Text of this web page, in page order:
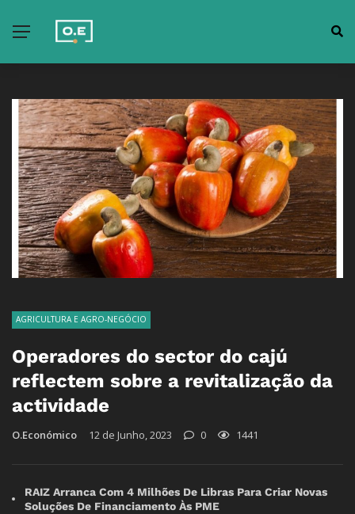
AGRICULTURA E AGRO-NEGÓCIO
Operadores do sector do cajú
reflectem sobre a revitalização da
actividade
O.Económico 12 de Junho, 2023 0 1441
RAIZ Arranca Com 4 Milhões De Libras Para Criar Novas
Soluções De Financiamento Às PME